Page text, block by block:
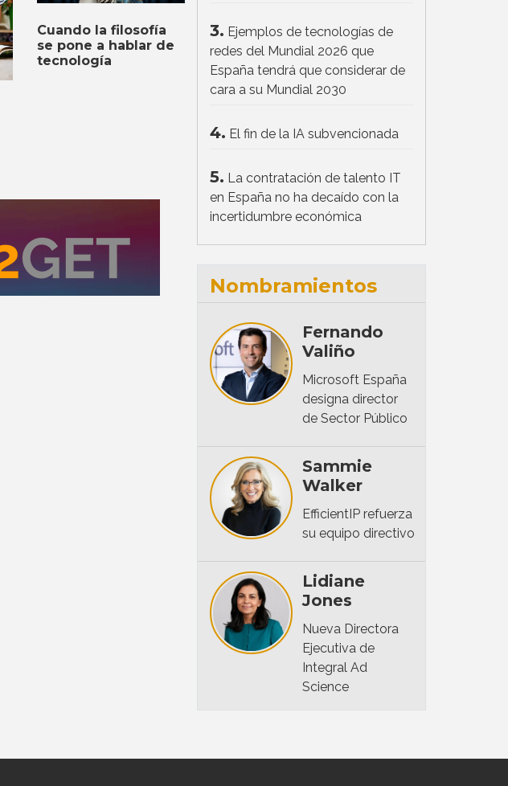
Cuando la filosofía
se pone a hablar de
tecnología
3. Ejemplos de tecnologías de
redes del Mundial 2026 que
España tendrá que considerar de
cara a su Mundial 2030
4. El fin de la IA subvencionada
5. La contratación de talento IT
en España no ha decaído con la
incertidumbre económica
Nombramientos
Fernando
Valiño
Microsoft España
designa director
de Sector Público
Sammie
Walker
EfficientIP refuerza
su equipo directivo
Lidiane
Jones
Nueva Directora
Ejecutiva de
Integral Ad
Science